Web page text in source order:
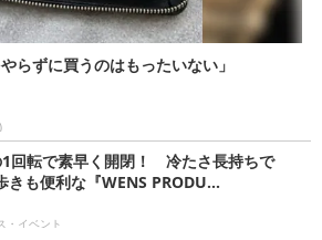
らずに買うのはもったいない」
回転で素早く開閉！ 冷たさ長持ちで
きも便利な『WENS PRODU...
・イベント